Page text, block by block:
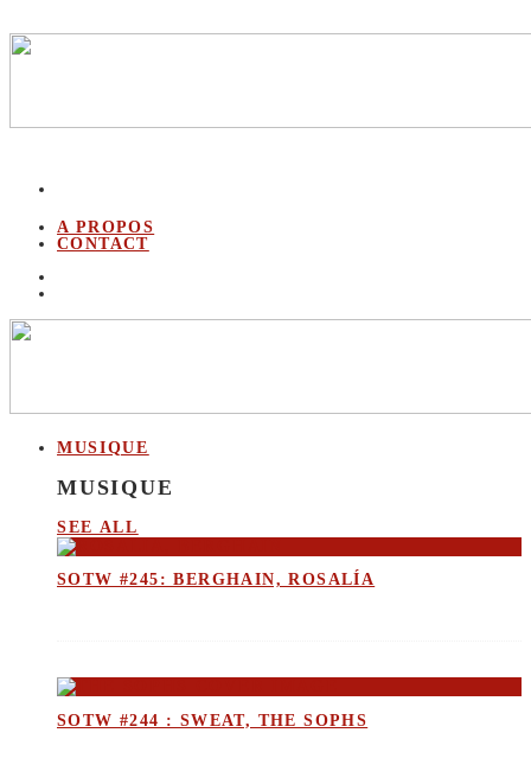
A PROPOS
CONTACT
MUSIQUE
MUSIQUE
SEE ALL
SOTW #245: BERGHAIN, ROSALÍA
SOTW #244 : SWEAT, THE SOPHS